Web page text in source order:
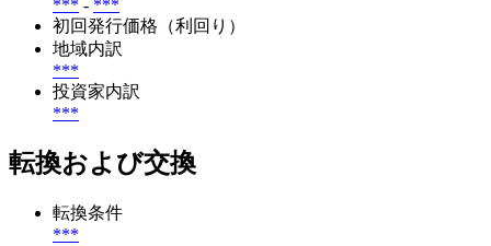
*** - ***
初回発行価格（利回り）
地域内訳
***
投資家内訳
***
転換および交換
転換条件
***